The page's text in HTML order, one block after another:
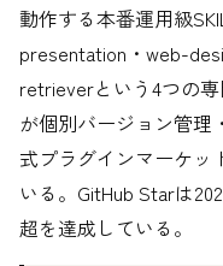
動作する本番運用級
presentation・web-
retrieverという4つの
が個別バージョン管理
式プラグインマーケッ
いる。GitHub Starは
超を達成している。